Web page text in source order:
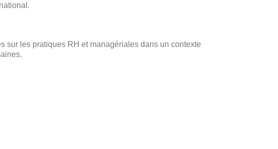
sur les pratiques RH et managériales dans un contexte